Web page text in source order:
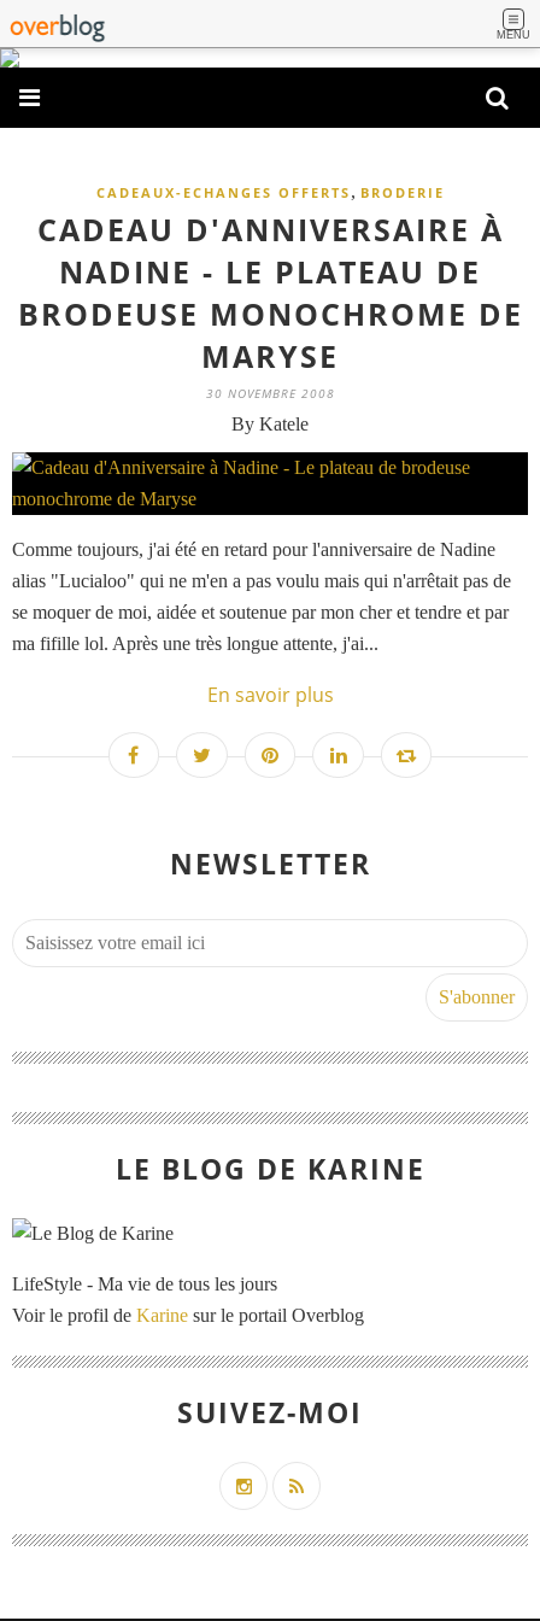
MENU
CADEAUX-ECHANGES OFFERTS , BRODERIE
CADEAU D'ANNIVERSAIRE À
NADINE - LE PLATEAU DE
BRODEUSE MONOCHROME DE
MARYSE
30 NOVEMBRE 2008
By Katele
Comme toujours, j'ai été en retard pour l'anniversaire de Nadine
alias "Lucialoo" qui ne m'en a pas voulu mais qui n'arrêtait pas de
se moquer de moi, aidée et soutenue par mon cher et tendre et par
ma fifille lol. Après une très longue attente, j'ai...
En savoir plus
NEWSLETTER
LE BLOG DE KARINE
LifeStyle - Ma vie de tous les jours
Voir le profil de Karine sur le portail Overblog
SUIVEZ-MOI